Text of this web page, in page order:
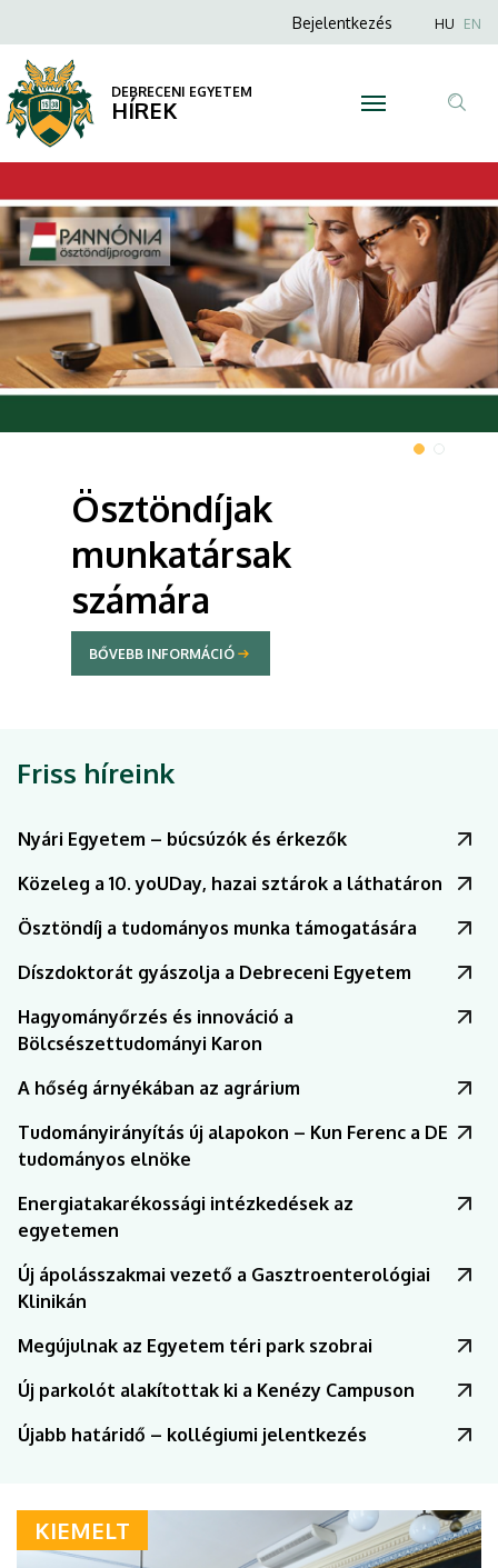
DEBRECENI
EGYETEM
Anonim
menüje
Bejelentkezés HU EN
DEBRECENI EGYETEM
HÍREK
Akadémiai
Ifjúsági Díj
BŐVEBB INFORMÁCIÓ
Friss híreink
Nyári Egyetem – búcsúzók és érkezők
Közeleg a 10. yoUDay, hazai sztárok a láthatáron
Ösztöndíj a tudományos munka támogatására
Díszdoktorát gyászolja a Debreceni Egyetem
Hagyományőrzés és innováció a
Bölcsészettudományi Karon
A hőség árnyékában az agrárium
Tudományirányítás új alapokon – Kun Ferenc a DE
tudományos elnöke
Energiatakarékossági intézkedések az
egyetemen
Új ápolásszakmai vezető a Gasztroenterológiai
Klinikán
Megújulnak az Egyetem téri park szobrai
Új parkolót alakítottak ki a Kenézy Campuson
Újabb határidő – kollégiumi jelentkezés
KIEMELT